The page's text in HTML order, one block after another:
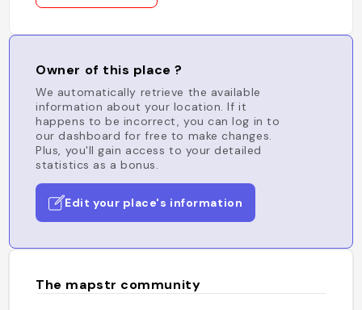
Owner of this place ?
We automatically retrieve the available
information about your location. If it
happens to be incorrect, you can log in to
our dashboard for free to make changes.
Plus, you'll gain access to your detailed
statistics as a bonus.
Edit your place's information
The mapstr community